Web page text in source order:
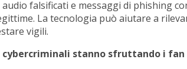
falsificati e messaggi di phishing
La tecnologia può aiutare a
vigili.
cybercriminali stanno sfruttando i